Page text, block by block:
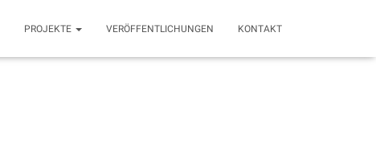
PROJEKTE VERÖFFENTLICHUNGEN KONTAKT